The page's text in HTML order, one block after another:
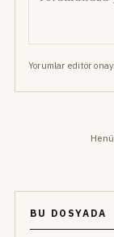
Yorumlar editör
BU DOSYADA